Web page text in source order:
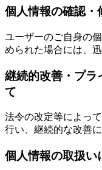
個人情報の確認・
ユーザーのご自身の
められた場合には、
継続的改善・プラ
て
法令の改定等によっ
行い、継続的な改善に
個人情報の取扱い